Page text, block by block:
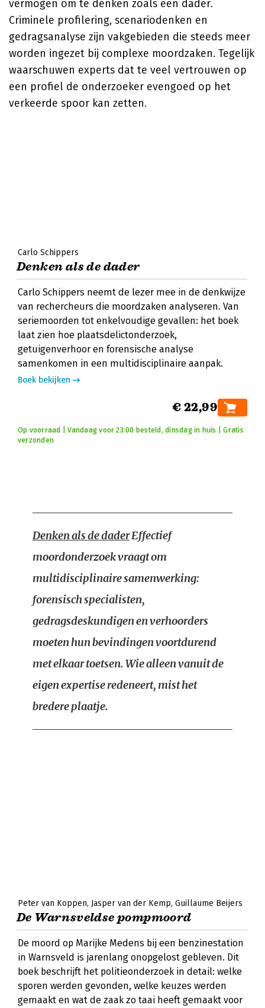
vermogen om te denken zoals een dader.
Criminele profilering, scenariodenken en
gedragsanalyse zijn vakgebieden die steeds meer
worden ingezet bij complexe moordzaken. Tegelijk
waarschuwen experts dat te veel vertrouwen op
een profiel de onderzoeker evengoed op het
verkeerde spoor kan zetten.
Carlo Schippers
Denken als de dader
Carlo Schippers neemt de lezer mee in de denkwijze
van rechercheurs die moordzaken analyseren. Van
seriemoorden tot enkelvoudige gevallen: het boek
laat zien hoe plaatsdelictonderzoek,
getuigenverhoor en forensische analyse
samenkomen in een multidisciplinaire aanpak.
Boek bekijken
€ 22,99
Op voorraad | Vandaag voor 23:00 besteld, dinsdag in huis | Gratis
verzonden
Denken als de daderEffectief
moordonderzoek vraagt om
multidisciplinaire samenwerking:
forensisch specialisten,
gedragsdeskundigen en verhoorders
moeten hun bevindingen voortdurend
met elkaar toetsen. Wie alleen vanuit de
eigen expertise redeneert, mist het
bredere plaatje.
Peter van Koppen Jasper van der Kemp Guillaume Beijers
De Warnsveldse pompmoord
De moord op Marijke Medens bij een benzinestation
in Warnsveld is jarenlang onopgelost gebleven. Dit
boek beschrijft het politieonderzoek in detail: welke
sporen werden gevonden, welke keuzes werden
gemaakt en wat de zaak zo taai heeft gemaakt voor